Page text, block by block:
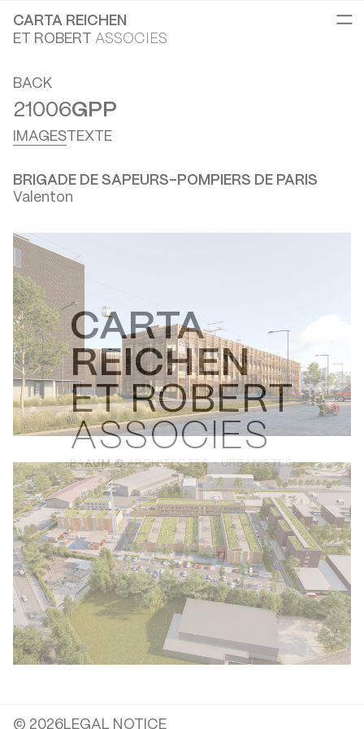
CARTA
REICHEN
ET ROBERT
ASSOCIES
BAAUM © ARCHITECTES - URBANISTES
CARTA REICHEN
ET ROBERT
ASSOCIES
BACK
21006GPP
IMAGES TEXTE
BRIGADE DE SAPEURS-POMPIERS DE PARIS
Valenton
© 2026LEGAL NOTICE